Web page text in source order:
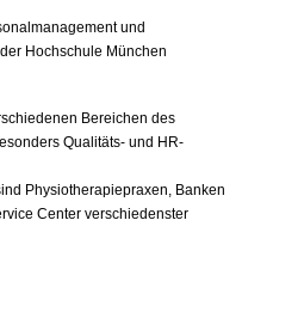
und
Hochschule München
Bereichen des
Qualitäts- und HR-
Physiotherapiepraxen, Banken
Center verschiedenster